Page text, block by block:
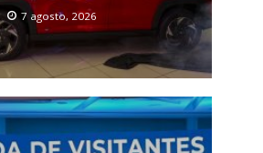
7 agosto, 2026